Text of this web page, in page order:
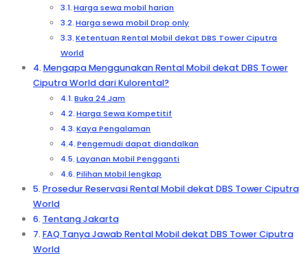
Harga sewa mobil harian
Harga sewa mobil Drop only
Ketentuan Rental Mobil dekat DBS Tower Ciputra
World
Mengapa Menggunakan Rental Mobil dekat DBS Tower
Ciputra World dari Kulorental?
Buka 24 Jam
Harga Sewa Kompetitif
Kaya Pengalaman
Pengemudi dapat diandalkan
Layanan Mobil Pengganti
Pilihan Mobil lengkap
Prosedur Reservasi Rental Mobil dekat DBS Tower Ciputra
World
Tentang Jakarta
FAQ Tanya Jawab Rental Mobil dekat DBS Tower Ciputra
World